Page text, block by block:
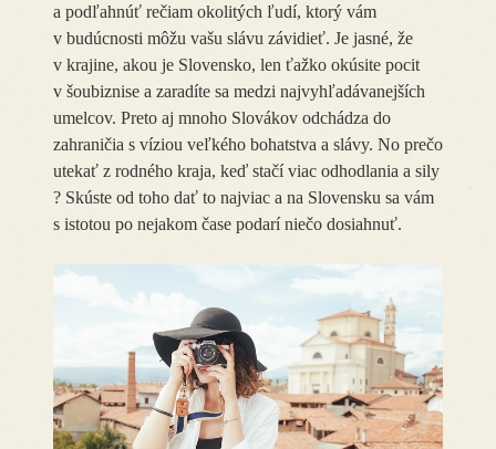
a podľahnúť rečiam okolitých ľudí, ktorý vám
v budúcnosti môžu vašu slávu závidieť. Je jasné, že
v krajine, akou je Slovensko, len ťažko okúsite pocit
v šoubiznise a zaradíte sa medzi najvyhľadávanejších
umelcov. Preto aj mnoho Slovákov odchádza do
zahraničia s víziou veľkého bohatstva a slávy. No prečo
utekať z rodného kraja, keď stačí viac odhodlania a sily
? Skúste od toho dať to najviac a na Slovensku sa vám
s istotou po nejakom čase podarí niečo dosiahnuť.